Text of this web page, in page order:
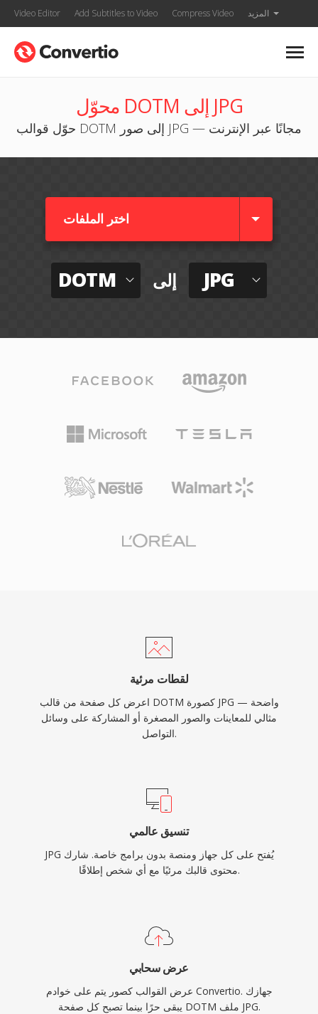
Video Editor Add Subtitles to Video Compress Video المزيد
محوّل DOTM إلى JPG
حوّل قوالب DOTM إلى صور JPG — مجانًا عبر الإنترنت
اختر الملفات
DOTM إلى JPG
لقطات مرئية
اعرض كل صفحة من قالب DOTM كصورة JPG واضحة —
مثالي للمعاينات والصور المصغرة أو المشاركة على وسائل
التواصل.
تنسيق عالمي
JPG يُفتح على كل جهاز ومنصة بدون برامج خاصة. شارك
محتوى قالبك مرئيًا مع أي شخص إطلاقًا.
عرض سحابي
عرض القوالب كصور يتم على خوادم Convertio. جهازك
يبقى حرًا بينما تصبح كل صفحة DOTM ملف JPG.